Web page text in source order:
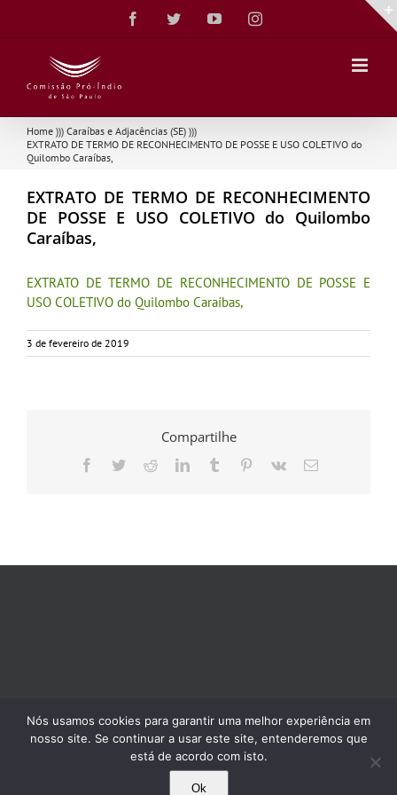
conteúdo
FacebookTwitterYouTubeInstagram
Home ))) Caraíbas e Adjacências (SE) )))
EXTRATO DE TERMO DE RECONHECIMENTO DE POSSE E USO COLETIVO do
Quilombo Caraíbas,
EXTRATO DE TERMO DE RECONHECIMENTO
DE POSSE E USO COLETIVO do Quilombo
Caraíbas,
EXTRATO DE TERMO DE RECONHECIMENTO DE POSSE E
USO COLETIVO do Quilombo Caraíbas,
3 de fevereiro de 2019
Compartilhe
Facebook
TwitterRedditLinkedInTumblr Pinterest
Vk
E-
© 1995-2025 Comissão Pró-Índio de São Paulo. Todos os direitos reservados.
Nós usamos cookies para garantir uma melhor experiência em
nosso site. Se continuar a usar este site, entenderemos que
está de acordo com isto.
Ok